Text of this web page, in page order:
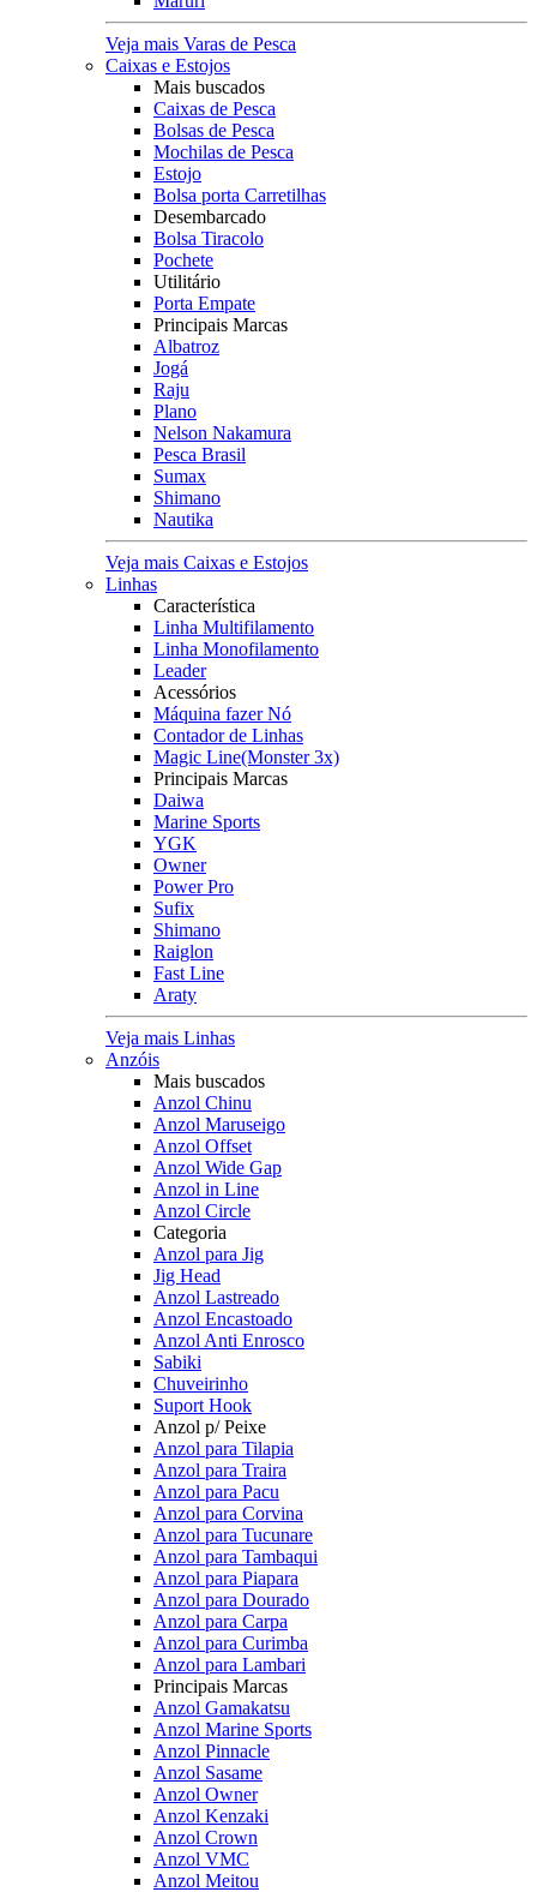
Veja mais Varas de Pesca
Caixas e Estojos
Mais buscados
Caixas de Pesca
Bolsas de Pesca
Mochilas de Pesca
Estojo
Bolsa porta Carretilhas
Desembarcado
Bolsa Tiracolo
Pochete
Utilitário
Porta Empate
Principais Marcas
Albatroz
Jogá
Raju
Plano
Nelson Nakamura
Pesca Brasil
Sumax
Shimano
Nautika
Veja mais Caixas e Estojos
Linhas
Característica
Linha Multifilamento
Linha Monofilamento
Leader
Acessórios
Máquina fazer Nó
Contador de Linhas
Magic Line(Monster 3x)
Principais Marcas
Daiwa
Marine Sports
YGK
Owner
Power Pro
Sufix
Shimano
Raiglon
Fast Line
Araty
Veja mais Linhas
Anzóis
Mais buscados
Anzol Chinu
Anzol Maruseigo
Anzol Offset
Anzol Wide Gap
Anzol in Line
Anzol Circle
Categoria
Anzol para Jig
Jig Head
Anzol Lastreado
Anzol Encastoado
Anzol Anti Enrosco
Sabiki
Chuveirinho
Suport Hook
Anzol p/ Peixe
Anzol para Tilapia
Anzol para Traira
Anzol para Pacu
Anzol para Corvina
Anzol para Tucunare
Anzol para Tambaqui
Anzol para Piapara
Anzol para Dourado
Anzol para Carpa
Anzol para Curimba
Anzol para Lambari
Principais Marcas
Anzol Gamakatsu
Anzol Marine Sports
Anzol Pinnacle
Anzol Sasame
Anzol Owner
Anzol Kenzaki
Anzol Crown
Anzol VMC
Anzol Meitou